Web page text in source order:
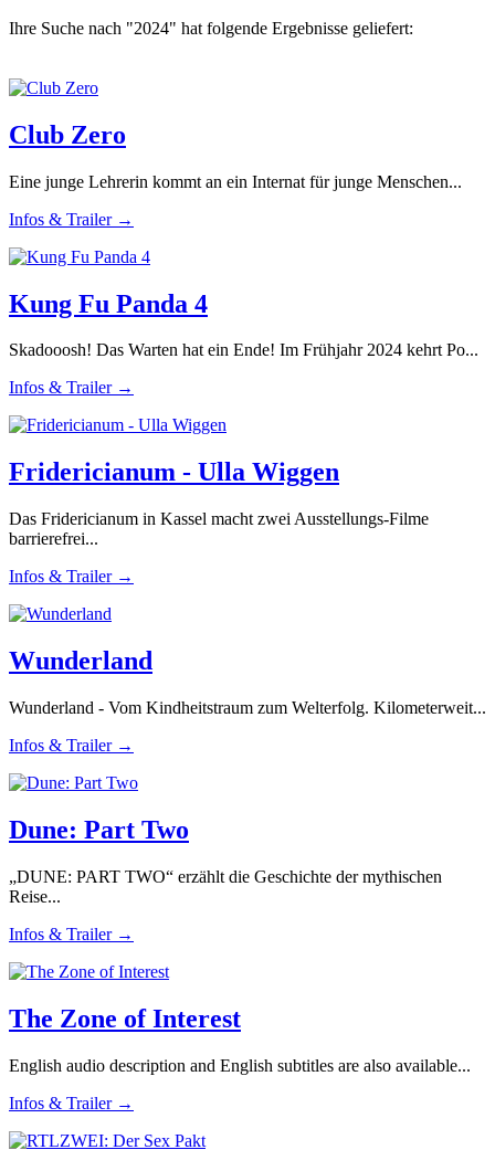
Ihre Suche nach "2024" hat folgende Ergebnisse geliefert:
Club Zero
Eine junge Lehrerin kommt an ein Internat für junge Menschen...
Infos & Trailer →
Kung Fu Panda 4
Skadooosh! Das Warten hat ein Ende! Im Frühjahr 2024 kehrt Po...
Infos & Trailer →
Fridericianum - Ulla Wiggen
Das Fridericianum in Kassel macht zwei Ausstellungs-Filme
barrierefrei...
Infos & Trailer →
Wunderland
Wunderland - Vom Kindheitstraum zum Welterfolg. Kilometerweit...
Infos & Trailer →
Dune: Part Two
„DUNE: PART TWO“ erzählt die Geschichte der mythischen
Reise...
Infos & Trailer →
The Zone of Interest
English audio description and English subtitles are also available...
Infos & Trailer →